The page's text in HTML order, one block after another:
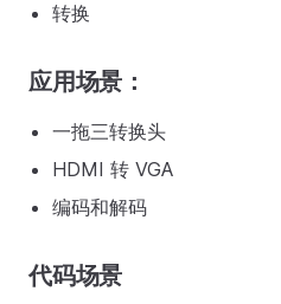
转换
应用场景：
一拖三转换头
HDMI 转 VGA
编码和解码
代码场景